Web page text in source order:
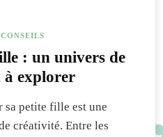
CONSEILS
: un univers de
à explorer
sa petite fille est une
créativité. Entre les